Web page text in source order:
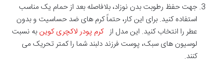
جهت حفظ رطوبت بدن نوزاد، بلافاصله بعد از حمام یک مناسب
استفاده کنید. برای این کار، حتماً کرم های ضد حساسیت و بدون
عطر را انتخاب کنید. این مدل ازکرم پودر لاکچری کوین به نسبت
لوسیون های سبک، پوست فرزند دلبند شما را کمتر تحریک می
کنند.